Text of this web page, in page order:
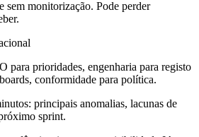
sem monitorização. Pode perder
para prioridades, engenharia para registo
conformidade para política.
principais anomalias, lacunas de
sprint.